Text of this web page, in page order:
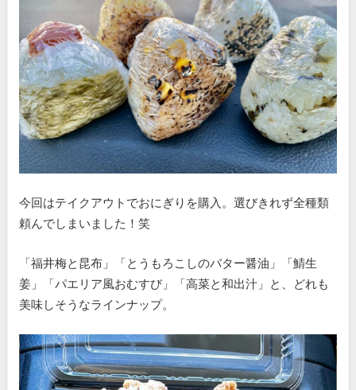
今回はテイクアウトでおにぎりを購入。選びきれず全種類
頼んでしまいました！笑
「福井梅と昆布」「とうもろこしのバター醤油」「鯖生
姜」「パエリア風おむすび」「高菜と和出汁」と、どれも
美味しそうなラインナップ。